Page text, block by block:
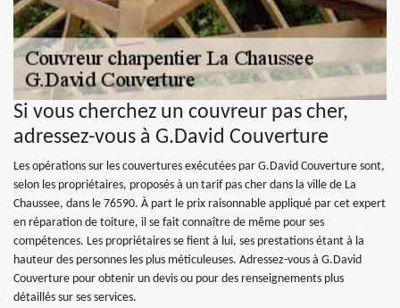
Si vous cherchez un couvreur pas cher,
adressez-vous à G.David Couverture
Les opérations sur les couvertures exécutées par G.David Couverture sont,
selon les propriétaires, proposés à un tarif pas cher dans la ville de La
Chaussee, dans le 76590. À part le prix raisonnable appliqué par cet expert
en réparation de toiture, il se fait connaître de même pour ses
compétences. Les propriétaires se fient à lui, ses prestations étant à la
hauteur des personnes les plus méticuleuses. Adressez-vous à G.David
Couverture pour obtenir un devis ou pour des renseignements plus
détaillés sur ses services.